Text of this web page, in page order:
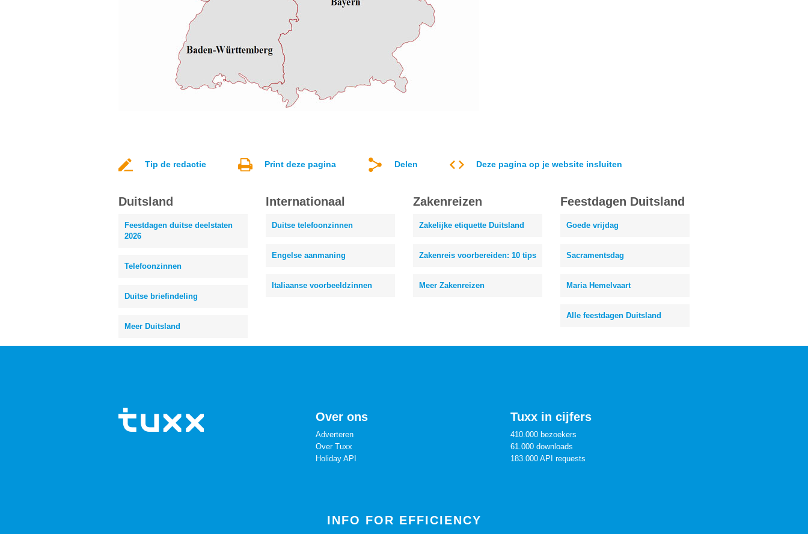
Tip de redactie Print deze pagina Delen Deze pagina op je website insluiten
Duitsland
Feestdagen duitse deelstaten
2026
Telefoonzinnen
Duitse briefindeling
Meer Duitsland
Internationaal
Duitse telefoonzinnen
Engelse aanmaning
Italiaanse voorbeeldzinnen
Zakenreizen
Zakelijke etiquette Duitsland
Zakenreis voorbereiden: 10 tips
Meer Zakenreizen
Feestdagen Duitsland
Goede vrijdag
Sacramentsdag
Maria Hemelvaart
Alle feestdagen Duitsland
Over ons
Adverteren
Over Tuxx
Holiday API
Tuxx in cijfers
410.000 bezoekers
61.000 downloads
183.000 API requests
INFO FOR EFFICIENCY